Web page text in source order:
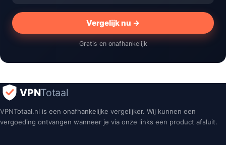
Vergelijk nu →
Gratis en onafhankelijk
VPNTotaal
VPNTotaal.nl is een onafhankelijke vergelijker. Wij kunnen een
vergoeding ontvangen wanneer je via onze links een product afsluit.